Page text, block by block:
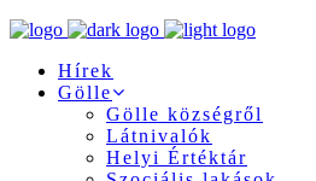
Hírek
Gölle
Gölle községről
Látnivalók
Helyi Értéktár